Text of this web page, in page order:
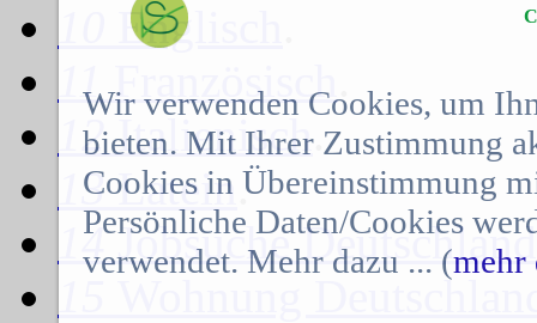
Englisch
11Französisch
12Italienisch.
13Latein.
14Jobsuche Deutschland
Wohnung
Wir verwenden Cookies, um
bieten. Mit Ihrer Zustimmung
Cookies in Übereinstimmung
Persönliche Daten/Cookies
verwendet. Mehr dazu ... (mehr